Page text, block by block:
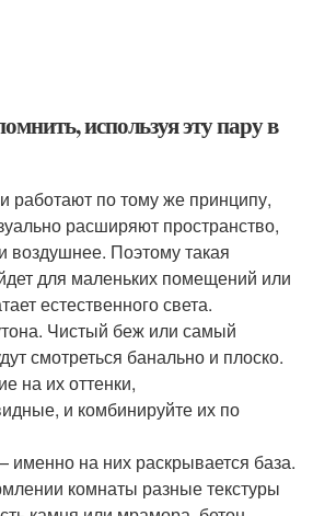
используя эту пару в
работают по тому же принципу,
расширяют пространство,
воздушнее. Поэтому такая
для маленьких помещений или
естественного света.
Чистый беж или самый
смотреться банально и плоско.
на их оттенки,
и комбинируйте их по
на них раскрывается база.
комнаты разные текстуры